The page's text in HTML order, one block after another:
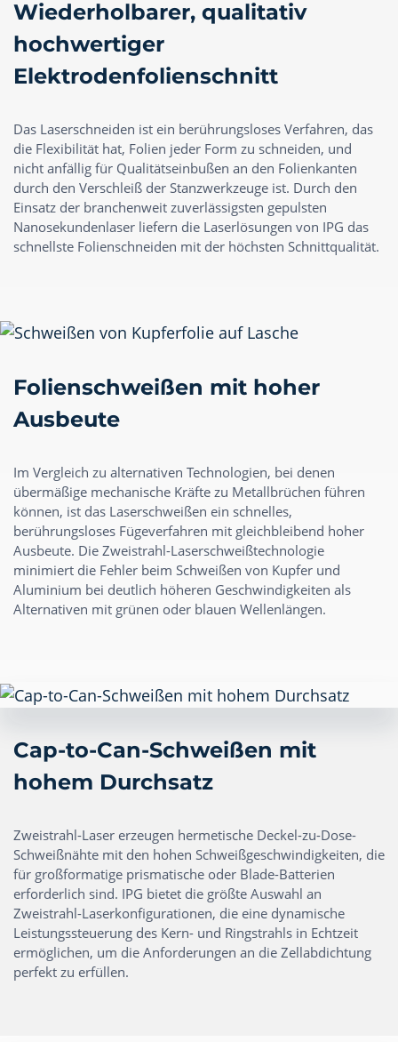
Wiederholbarer, qualitativ
hochwertiger
Elektrodenfolienschnitt
Das Laserschneiden ist ein berührungsloses Verfahren, das
die Flexibilität hat, Folien jeder Form zu schneiden, und
nicht anfällig für Qualitätseinbußen an den Folienkanten
durch den Verschleiß der Stanzwerkzeuge ist. Durch den
Einsatz der branchenweit zuverlässigsten gepulsten
Nanosekundenlaser liefern die Laserlösungen von IPG das
schnellste Folienschneiden mit der höchsten Schnittqualität.
Folienschweißen mit hoher
Ausbeute
Im Vergleich zu alternativen Technologien, bei denen
übermäßige mechanische Kräfte zu Metallbrüchen führen
können, ist das Laserschweißen ein schnelles,
berührungsloses Fügeverfahren mit gleichbleibend hoher
Ausbeute. Die Zweistrahl-Laserschweißtechnologie
minimiert die Fehler beim Schweißen von Kupfer und
Aluminium bei deutlich höheren Geschwindigkeiten als
Alternativen mit grünen oder blauen Wellenlängen.
Cap-to-Can-Schweißen mit
hohem Durchsatz
Zweistrahl-Laser erzeugen hermetische Deckel-zu-Dose-
Schweißnähte mit den hohen Schweißgeschwindigkeiten, die
für großformatige prismatische oder Blade-Batterien
erforderlich sind. IPG bietet die größte Auswahl an
Zweistrahl-Laserkonfigurationen, die eine dynamische
Leistungssteuerung des Kern- und Ringstrahls in Echtzeit
ermöglichen, um die Anforderungen an die Zellabdichtung
perfekt zu erfüllen.